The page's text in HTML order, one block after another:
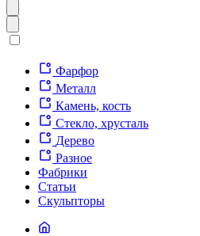
Фарфор
Металл
Камень, кость
Стекло, хрусталь
Дерево
Разное
Фабрики
Статьи
Скульпторы